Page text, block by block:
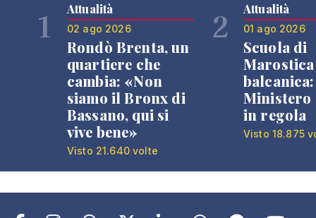
1 Attualità
02 ago 2026
Rondò Brenta, un
quartiere che
cambia: «Non
siamo il Bronx di
Bassano, qui si
vive bene»
Visto 21.640 volte
2 Attualità
01 ago 2026
Scuola di
Ministero
in regola
Visto 18.875